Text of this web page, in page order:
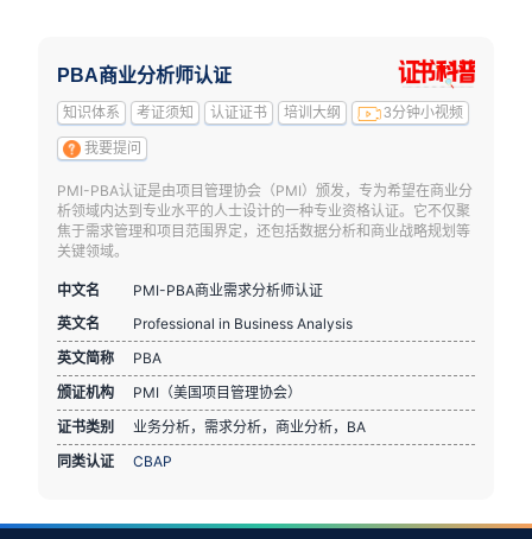
PBA商业分析师认证
知识体系 考证须知 认证证书 培训大纲 3分钟小视频
我要提问
PMI-PBA认证是由项目管理协会（PMI）颁发，专为希望在商业分
析领域内达到专业水平的人士设计的一种专业资格认证。它不仅聚
焦于需求管理和项目范围界定，还包括数据分析和商业战略规划等
关键领域。
中文名
PMI-PBA商业需求分析师认证
英文名
Professional in Business Analysis
英文简称
PBA
颁证机构
PMI（美国项目管理协会）
证书类别
业务分析，需求分析，商业分析，BA
同类认证
CBAP